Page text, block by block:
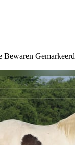
Bewaren Gemarkeerd